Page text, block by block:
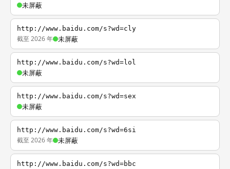
未屏蔽
http://www.baidu.com/s?wd=cly
截至 2026 年 未屏蔽
http://www.baidu.com/s?wd=lol
未屏蔽
http://www.baidu.com/s?wd=sex
未屏蔽
http://www.baidu.com/s?wd=6si
截至 2026 年 未屏蔽
http://www.baidu.com/s?wd=bbc